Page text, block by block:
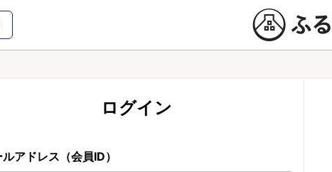
ログイン
アドレス（会員ID）